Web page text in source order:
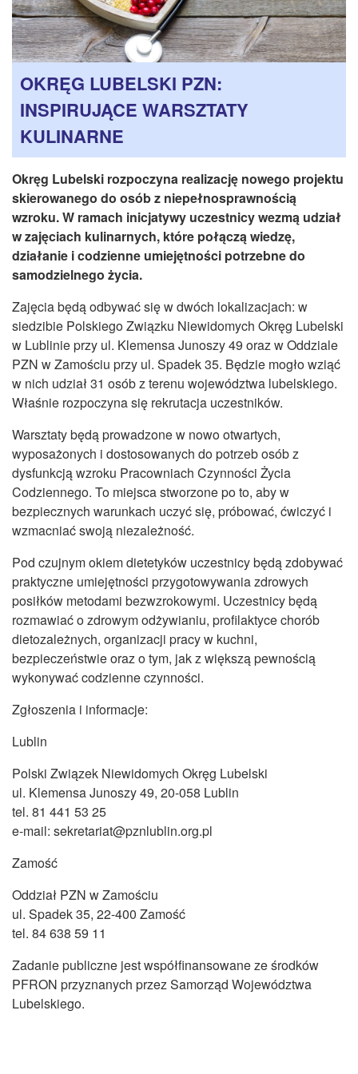
INSTYTUT TYFLOLOGICZNY
KONTAKT
1,5%
OKRĘG LUBELSKI PZN:
INSPIRUJĄCE WARSZTATY
KULINARNE
Okręg Lubelski rozpoczyna realizację nowego projektu
skierowanego do osób z niepełnosprawnością
wzroku. W ramach inicjatywy uczestnicy wezmą udział
w zajęciach kulinarnych, które połączą wiedzę,
działanie i codzienne umiejętności potrzebne do
samodzielnego życia.
Zajęcia będą odbywać się w dwóch lokalizacjach: w
siedzibie Polskiego Związku Niewidomych Okręg Lubelski
w Lublinie przy ul. Klemensa Junoszy 49 oraz w Oddziale
PZN w Zamościu przy ul. Spadek 35. Będzie mogło wziąć
w nich udział 31 osób z terenu województwa lubelskiego.
Właśnie rozpoczyna się rekrutacja uczestników.
Warsztaty będą prowadzone w nowo otwartych,
wyposażonych i dostosowanych do potrzeb osób z
dysfunkcją wzroku Pracowniach Czynności Życia
Codziennego. To miejsca stworzone po to, aby w
bezpiecznych warunkach uczyć się, próbować, ćwiczyć i
wzmacniać swoją niezależność.
Pod czujnym okiem dietetyków uczestnicy będą zdobywać
praktyczne umiejętności przygotowywania zdrowych
posiłków metodami bezwzrokowymi. Uczestnicy będą
rozmawiać o zdrowym odżywianiu, profilaktyce chorób
dietozależnych, organizacji pracy w kuchni,
bezpieczeństwie oraz o tym, jak z większą pewnością
wykonywać codzienne czynności.
Zgłoszenia i informacje:
Lublin
Polski Związek Niewidomych Okręg Lubelski
ul. Klemensa Junoszy 49, 20-058 Lublin
tel. 81 441 53 25
e-mail: sekretariat@pznlublin.org.pl
Zamość
Oddział PZN w Zamościu
ul. Spadek 35, 22-400 Zamość
tel. 84 638 59 11
Zadanie publiczne jest współfinansowane ze środków
PFRON przyznanych przez Samorząd Województwa
Lubelskiego.